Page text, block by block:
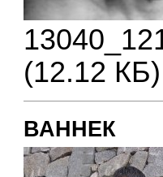
(12.12
ВАННЕК